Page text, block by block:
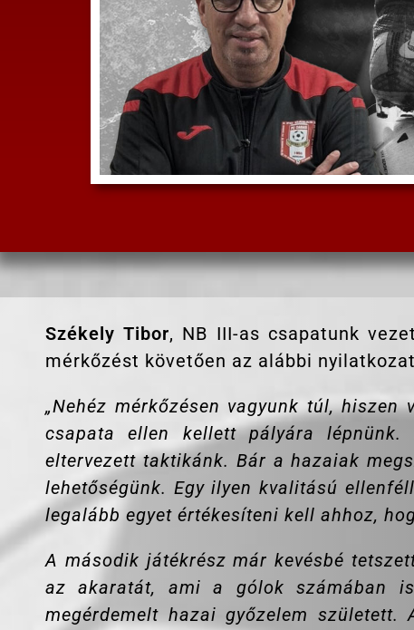
Székely Tibor, NB III-as csapatunk
mérkőzést követően az alábbi
„Nehéz mérkőzésen vagyunk túl, hiszen
csapata ellen kellett pályára
eltervezett taktikánk. Bár a hazaiak
lehetőségünk. Egy ilyen kvalitású
legalább egyet értékesíteni kell ahhoz,
A második játékrész már kevésbé
az akaratát, ami a gólok számában is
megérdemelt hazai győzelem